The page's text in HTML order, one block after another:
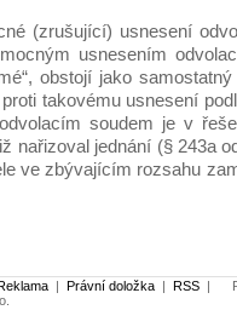
(zrušující) usnesení
usnesením
obstojí jako
takovému usnesení
soudem je v
nařizoval jednání (§ 243a
ve zbývajícím rozsahu
| Právní doložka | RSS |